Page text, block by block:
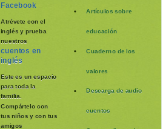
Facebook
Atrévete con el
inglés y prueba
nuestros
cuentos en
inglés
Este es un espacio
para toda la
familia.
Compártelo con
tus niños y con tus
amigos
Artículos sobre
educación
Cuaderno de los
valores
Descarga de audio
cuentos